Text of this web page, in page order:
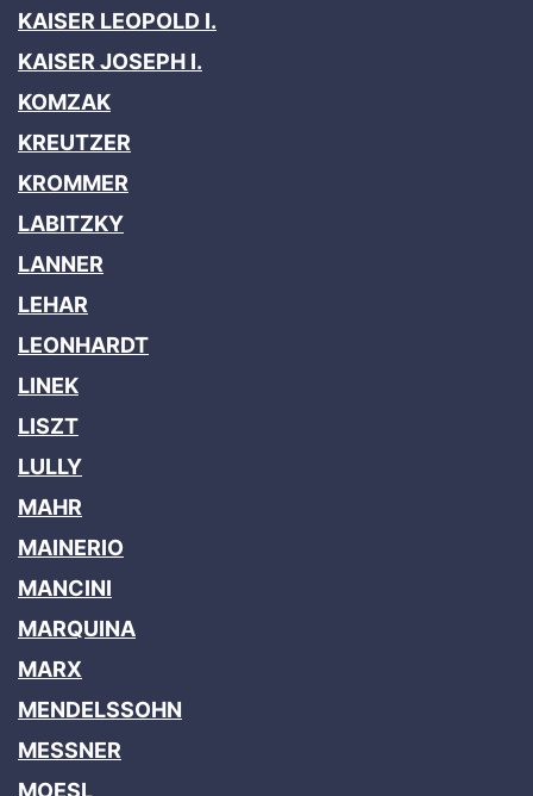
KAISER LEOPOLD I.
KAISER JOSEPH I.
KOMZAK
KREUTZER
KROMMER
LABITZKY
LANNER
LEHAR
LEONHARDT
LINEK
LISZT
LULLY
MAHR
MAINERIO
MANCINI
MARQUINA
MARX
MENDELSSOHN
MESSNER
MOESL